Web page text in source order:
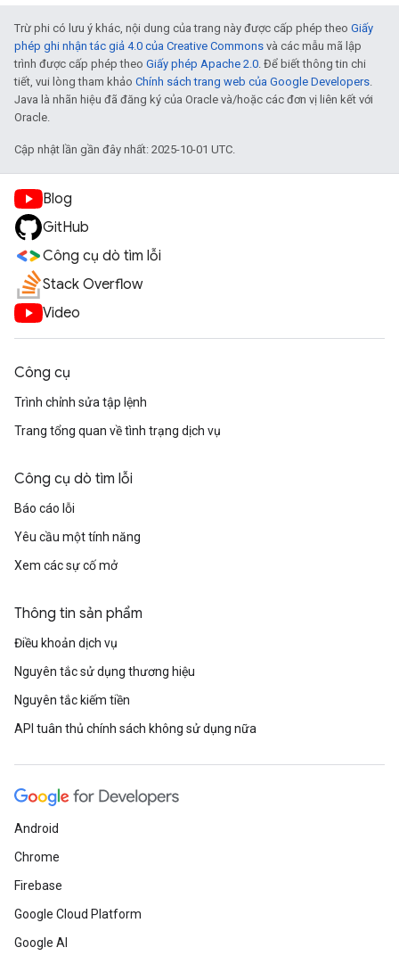
Trừ phi có lưu ý khác, nội dung của trang này được cấp phép theo Giấy
phép ghi nhận tác giả 4.0 của Creative Commons và các mẫu mã lập
trình được cấp phép theo Giấy phép Apache 2.0. Để biết thông tin chi
tiết, vui lòng tham khảo Chính sách trang web của Google Developers.
Java là nhãn hiệu đã đăng ký của Oracle và/hoặc các đơn vị liên kết với
Oracle.
Cập nhật lần gần đây nhất: 2025-10-01 UTC.
Blog
GitHub
Công cụ dò tìm lỗi
Stack Overflow
Video
Công cụ
Trình chỉnh sửa tập lệnh
Trang tổng quan về tình trạng dịch vụ
Công cụ dò tìm lỗi
Báo cáo lỗi
Yêu cầu một tính năng
Xem các sự cố mở
Thông tin sản phẩm
Điều khoản dịch vụ
Nguyên tắc sử dụng thương hiệu
Nguyên tắc kiếm tiền
API tuân thủ chính sách không sử dụng nữa
Android
Chrome
Firebase
Google Cloud Platform
Google AI